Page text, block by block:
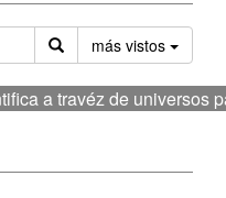
más vistos
a travéz de universos